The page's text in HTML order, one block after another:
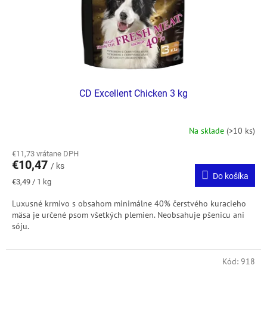
CD Excellent Chicken 3 kg
Na sklade (>10 ks)
€11,73 vrátane DPH
€10,47 / ks
Jednotková
€3,49 / 1 kg
Do košíka
Luxusné krmivo s obsahom minimálne 40% čerstvého kuracieho
mäsa je určené psom všetkých plemien. Neobsahuje pšenicu ani
sóju.
Kód: 918